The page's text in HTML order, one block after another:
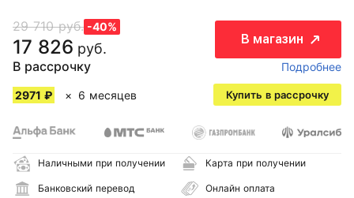
29 710 руб. -40%
17 826 руб.
В магазин
В рассрочку Подробнее
2971 ₽ 6 месяцев Купить в рассрочку
Наличными при получении Карта при получении
Банковский перевод Онлайн оплата